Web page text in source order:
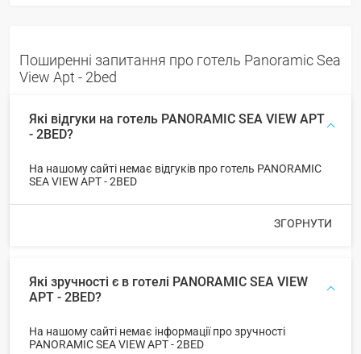
Поширенні запитання про готель Panoramic Sea
View Apt - 2bed
Які відгуки на готель PANORAMIC SEA VIEW APT
- 2BED?
На нашому сайті немає відгуків про готель PANORAMIC
SEA VIEW APT - 2BED
ЗГОРНУТИ
Які зручності є в готелі PANORAMIC SEA VIEW
APT - 2BED?
На нашому сайті немає інформації про зручності
PANORAMIC SEA VIEW APT - 2BED